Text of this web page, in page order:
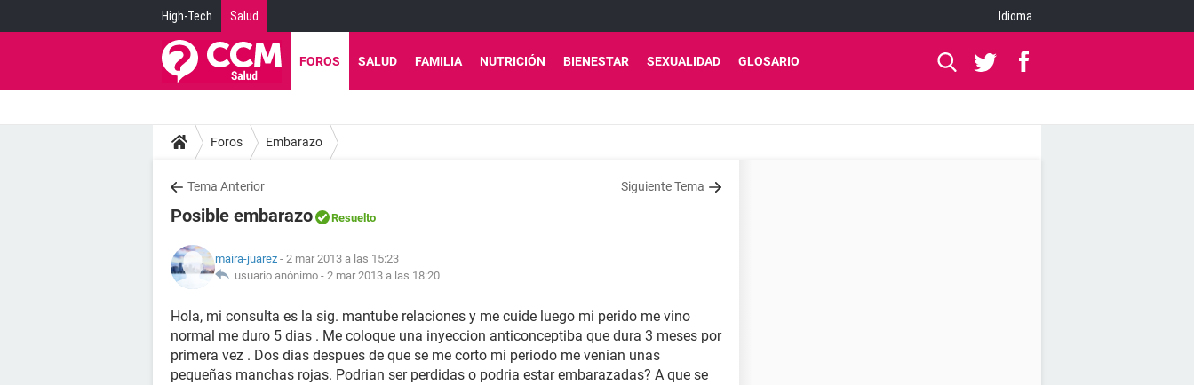
High-Tech Salud Idioma
FOROS SALUD FAMILIA NUTRICIÓN BIENESTAR SEXUALIDAD GLOSARIO
Foros Embarazo
Tema Anterior Siguiente Tema
Posible embarazo Resuelto
maira-juarez - 2 mar 2013 a las 15:23
usuario anónimo - 2 mar 2013 a las 18:20
Hola, mi consulta es la sig. mantube relaciones y me cuide luego mi perido me vino
normal me duro 5 dias . Me coloque una inyeccion anticonceptiba que dura 3 meses por
primera vez . Dos dias despues de que se me corto mi periodo me venian unas
pequeñas manchas rojas. Podrian ser perdidas o podria estar embarazadas? A que se